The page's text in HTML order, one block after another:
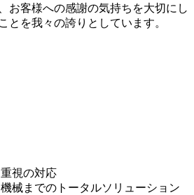
お客様への感謝の気持ちを大切にし
とを我々の誇りとしています。
視の対応
械までのトータルソリューション